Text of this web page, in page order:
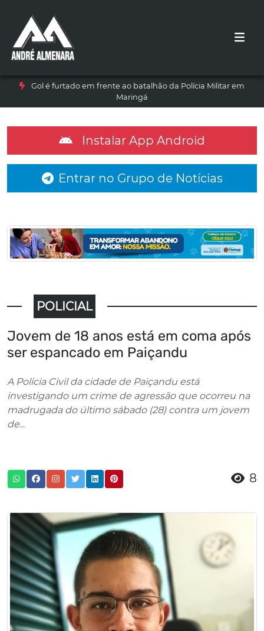
Gol é furtado em frente ao batalhão da Polícia Militar em
Maringá
Instalar App Android
Entrar no Grupo de Notícias
POLICIAL
Jovem de 18 anos está em coma após
ser espancado em Paiçandu
A Polícia Civil da cidade de Paiçandu está
investigando um crime de agressão que ocorreu na
madrugada do último sábado (28) contra um jovem
de...
8